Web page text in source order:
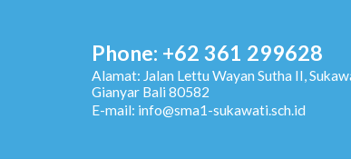
Phone: +62 361 299628
Alamat: Jalan Lettu Wayan Sutha II,
Gianyar Bali 80582
E-mail: info@sma1-sukawati.sch.id